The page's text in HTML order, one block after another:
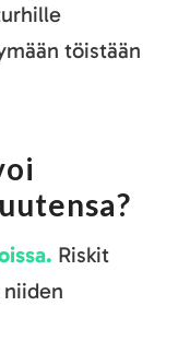
töistään
Riskit